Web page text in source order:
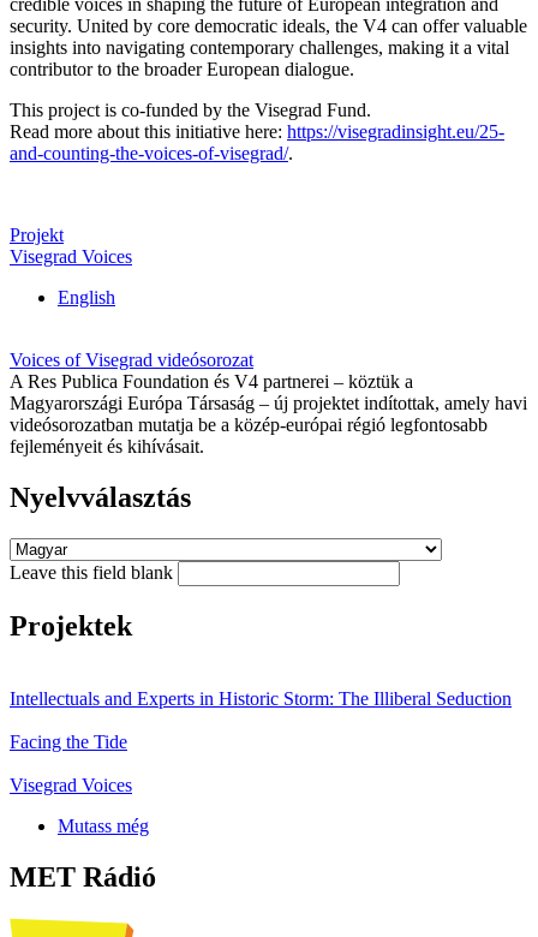
credible voices in shaping the future of European integration and
security. United by core democratic ideals, the V4 can offer valuable
insights into navigating contemporary challenges, making it a vital
contributor to the broader European dialogue.
This project is co-funded by the Visegrad Fund.
Read more about this initiative here: https://visegradinsight.eu/25-
and-counting-the-voices-of-visegrad/.
Projekt
Visegrad Voices
English
Voices of Visegrad videósorozat
A Res Publica Foundation és V4 partnerei – köztük a
Magyarországi Európa Társaság – új projektet indítottak, amely havi
videósorozatban mutatja be a közép-európai régió legfontosabb
fejleményeit és kihívásait.
Nyelvválasztás
Leave this field blank
Projektek
Intellectuals and Experts in Historic Storm: The Illiberal Seduction
Facing the Tide
Visegrad Voices
Mutass még
MET Rádió